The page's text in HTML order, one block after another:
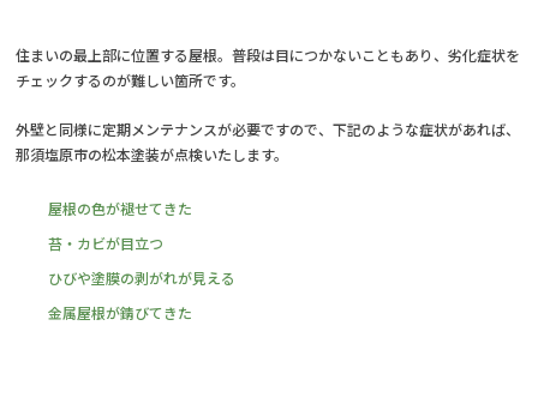
住まいの最上部に位置する屋根。普段は目につかないこともあり、劣化症状を
チェックするのが難しい箇所です。
外壁と同様に定期メンテナンスが必要ですので、下記のような症状があれば、
那須塩原市の松本塗装が点検いたします。
屋根の色が褪せてきた
苔・カビが目立つ
ひびや塗膜の剥がれが見える
金属屋根が錆びてきた